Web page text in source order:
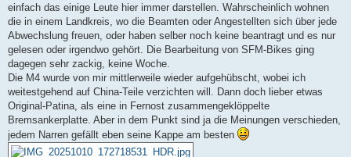
einfach das einige Leute hier immer darstellen. Wahrscheinlich wohnen
die in einem Landkreis, wo die Beamten oder Angestellten sich über jede
Abwechslung freuen, oder haben selber noch keine beantragt und es nur
gelesen oder irgendwo gehört. Die Bearbeitung von SFM-Bikes ging
dagegen sehr zackig, keine Woche.
Die M4 wurde von mir mittlerweile wieder aufgehübscht, wobei ich
weitestgehend auf China-Teile verzichten will. Dann doch lieber etwas
Original-Patina, als eine in Fernost zusammengeklöppelte
Bremsankerplatte. Aber in dem Punkt sind ja die Meinungen verschieden,
jedem Narren gefällt eben seine Kappe am besten